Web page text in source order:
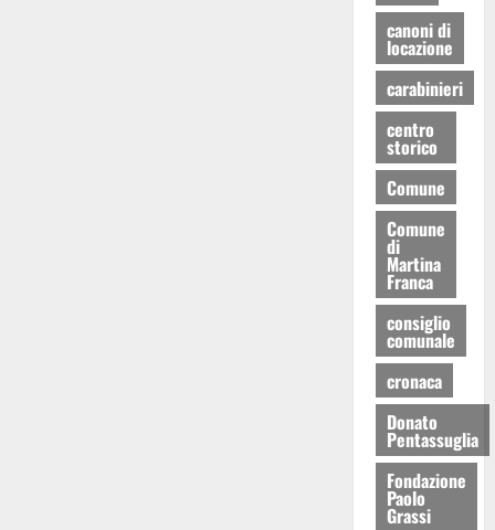
canoni di
locazione
carabinieri
centro
storico
Comune
Comune
di
Martina
Franca
consiglio
comunale
cronaca
Donato
Pentassuglia
Fondazione
Paolo
Grassi